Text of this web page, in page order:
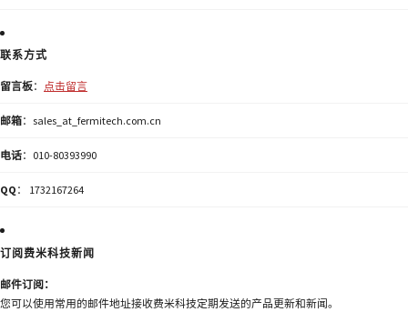
联系方式
留言板： 点击留言
邮箱：sales_at_fermitech.com.cn
电话：010-80393990
QQ ： 1732167264
订阅费米科技新闻
邮件订阅：
您可以使用常用的邮件地址接收费米科技定期发送的产品更新和新闻。